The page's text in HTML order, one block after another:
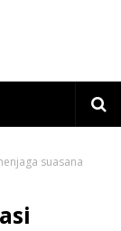
suasana